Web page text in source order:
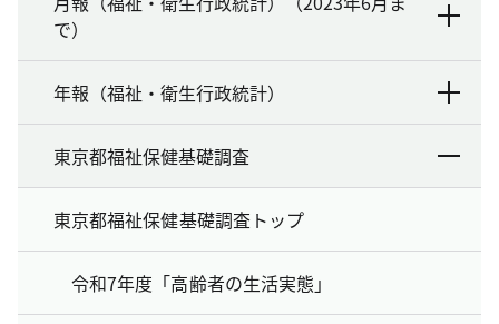
で）
年報（福祉・衛生行政統計）
東京都福祉保健基礎調査
東京都福祉保健基礎調査トップ
令和7年度「高齢者の生活実態」